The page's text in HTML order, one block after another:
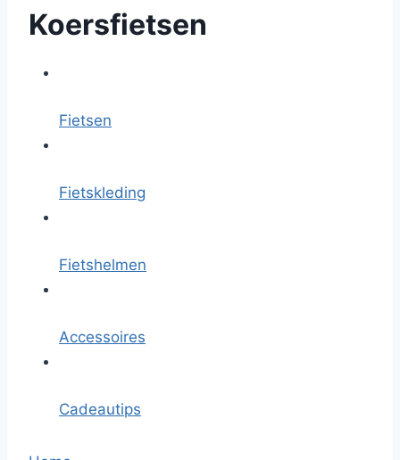
Koersfietsen
Fietsen
Fietskleding
Fietshelmen
Accessoires
Cadeautips